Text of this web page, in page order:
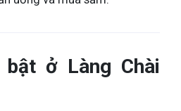
ở Làng Chài